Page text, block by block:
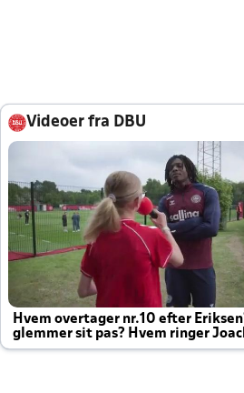
Videoer fra DBU
Hvem overtager nr.10 efter
glemmer sit pas? Hvem ringer
altid til efter kampe?